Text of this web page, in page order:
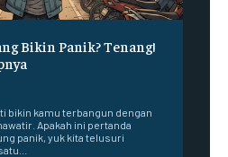
Bikin Panik? Tenang!
bikin kamu terbangun dengan
Apakah ini pertanda
panik, yuk kita telusuri